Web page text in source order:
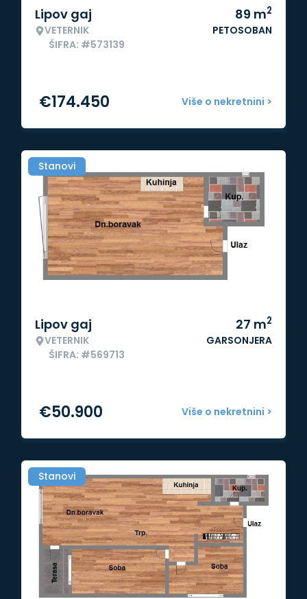
Lipov gaj
VETERNIK
ŠIFRA: #573139
89 m2
PETOSOBAN
Više o nekretnini >
€174.450
Stanovi
Lipov gaj
VETERNIK
ŠIFRA: #569713
27 m2
GARSONJERA
Više o nekretnini >
€50.900
Stanovi